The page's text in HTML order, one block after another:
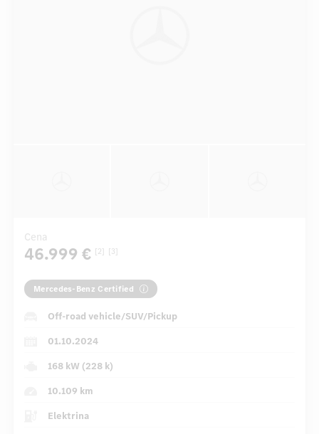
Cena
46.999 € [2] [3]
Mercedes-Benz Certified
Off-road vehicle/SUV/Pickup
01.10.2024
168 kW (228 k)
10.109 km
Elektrina